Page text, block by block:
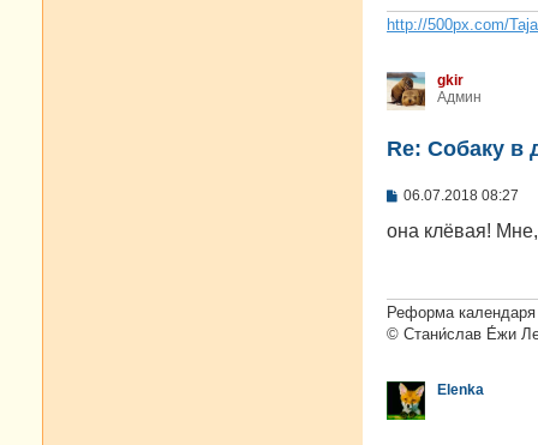
е
http://500px.com/
gkir
Админ
Re: Собаку в
С
о
и
е
06.07.2018 08:27
она клёвая!
Реформа
© Стани́слав Е́жи
Elenka